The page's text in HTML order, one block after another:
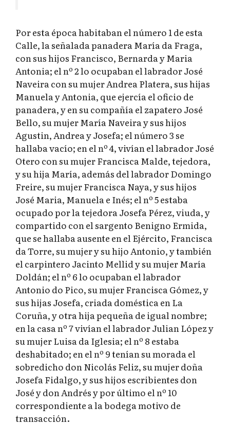
Por esta época habitaban el número 1 de esta
Calle, la señalada panadera María da Fraga,
con sus hijos Francisco, Bernarda y Maria
Antonia; el nº 2 lo ocupaban el labrador José
Naveira con su mujer Andrea Platera, sus hijas
Manuela y Antonia, que ejercía el oficio de
panadera, y en su compañía el zapatero José
Bello, su mujer María Naveira y sus hijos
Agustin, Andrea y Josefa; el número 3 se
hallaba vacío; en el nº 4, vivían el labrador José
Otero con su mujer Francisca Malde, tejedora,
y su hija María, además del labrador Domingo
Freire, su mujer Francisca Naya, y sus hijos
José Maria, Manuela e Inés; el nº 5 estaba
ocupado por la tejedora Josefa Pérez, viuda, y
compartido con el sargento Benigno Ermida,
que se hallaba ausente en el Ejército, Francisca
da Torre, su mujer y su hijo Antonio, y también
el carpintero Jacinto Mellid y su mujer María
Doldán; el nº 6 lo ocupaban el labrador
Antonio do Pico, su mujer Francisca Gómez, y
sus hijas Josefa, criada doméstica en La
Coruña, y otra hija pequeña de igual nombre;
en la casa nº 7 vivían el labrador Julian López y
su mujer Luisa da Iglesia; el nº 8 estaba
deshabitado; en el nº 9 tenían su morada el
sobredicho don Nicolás Feliz, su mujer doña
Josefa Fidalgo, y sus hijos escribientes don
José y don Andrés y por último el nº 10
correspondiente a la bodega motivo de
transacción.